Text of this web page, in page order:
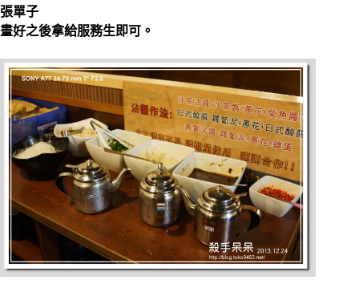
張單子
畫好之後拿給服務生即可。